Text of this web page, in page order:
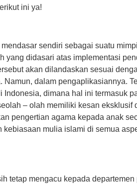
ini ya!
sendiri sebagai suatu
didasari atas implementasi
akan dilandaskan sesuai
dalam pengaplikasiannya.
dimana hal ini termasuk
– olah memiliki kesan eksklusif
pengertian agama kepada anak
mulia islami di semua
tetap mengacu kepada